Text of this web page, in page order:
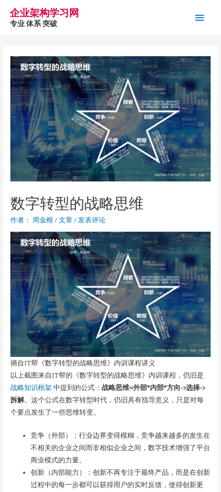
企业架构学习网
专业 体系 突破
主
单
数字转型的战略思维
作者： 周金根/文章/发表评论
摘自IT帮《数字转型的战略思维》内训课程讲义
以上截图来自IT帮的《数字转型的战略思维》内训课程，仍旧是
战略知识框架 中提到的公式：战略思维=外部*内部*方向->选择->
拆解。这个公式在数字转型时代，仍旧具有指导意义，只是对每
个要点发生了一些思维转变。
竞争（外部）：行业边界变得模糊，竞争越来越多的发生在
不相关的企业之间而非相似企业之间，数字技术增强了平台
商业模式的力量。
创新（内部能力）：创新不再专注于最终产品，而是在创新
过程中的每一步都可以获得用户的实时反馈，使得创新更